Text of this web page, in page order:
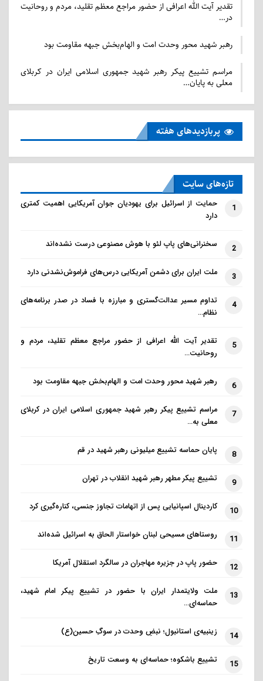
عکس سوم عبور رهگذرانی را از یک خیابان خاکی و خلوت
در تهران نشان می‌دهد. در سمت چپِ تصویر منظرۀ یک
باغ و داربست‌های چوبی‌اش به چشم می‌خورد.
عکس آخر، همانطور که بر روی خود تصویر نوشته شده،
مربوط به یک جشن عروسی ارامنه در شهر سلماس است.
تقدیر آیت الله اعرافی از حضور مراجع معظم تقلید، مردم و روحانیت
در…
رهبر شهید محور وحدت امت و الهام‌بخش جبهه مقاومت بود
مراسم تشییع پیکر رهبر شهید جمهوری اسلامی ایران در کربلای
معلی به پایان…
پربازدید‌های هفته
تازه‌‌های سایت
1
حمایت از اسرائیل برای یهودیان جوان آمریکایی اهمیت کمتری
دارد
2 سخنرانی‌های پاپ لئو با هوش مصنوعی درست نشده‌اند
3 ملت ایران برای دشمن آمریکایی درس‌های فراموش‌نشدنی دارد
4
تداوم مسیر عدالت‌گستری و مبارزه با فساد در صدر برنامه‌های
نظام…
5
تقدیر آیت الله اعرافی از حضور مراجع معظم تقلید، مردم و
روحانیت…
6 رهبر شهید محور وحدت امت و الهام‌بخش جبهه مقاومت بود
7
مراسم تشییع پیکر رهبر شهید جمهوری اسلامی ایران در کربلای
معلی به…
8 پایان حماسه تشییع میلیونی رهبر شهید در قم
9 تشییع پیکر مطهر رهبر شهید انقلاب در تهران
10 کاردینال اسپانیایی پس از اتهامات تجاوز جنسی، کناره‌گیری کرد
11 روستاهای مسیحی لبنان خواستار الحاق به اسرائیل شده‌اند
12 حضور پاپ در جزیره مهاجران در سالگرد استقلال آمریکا
13
ملت ولایتمدار ایران با حضور در تشییع پیکر امام شهید،
حماسه‌ای…
14 زینبیه‌ی استانبول؛ نبضِ وحدت در سوگِ حسین(ع)
15 تشییع باشکوه؛ حماسه‌ای به وسعت تاریخ